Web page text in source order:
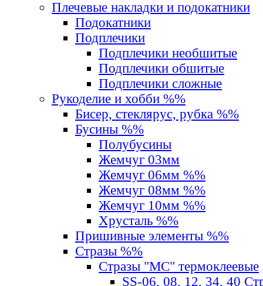
Плечевые накладки и подокатники
Подокатники
Подплечики
Подплечики необшитые
Подплечики обшитые
Подплечики сложные
Рукоделие и хобби %%
Бисер, стеклярус, рубка %%
Бусины %%
Полубусины
Жемчуг 03мм
Жемчуг 06мм %%
Жемчуг 08мм %%
Жемчуг 10мм %%
Хрусталь %%
Пришивные элементы %%
Стразы %%
Стразы "MС" термоклеевые
SS-06, 08, 12, 34, 40